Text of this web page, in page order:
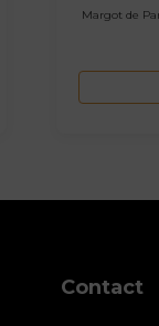
Margot de
Contact